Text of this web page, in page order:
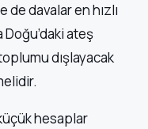
de davalar en hızlı
Doğu’daki ateş
dışlayacak
hesaplar